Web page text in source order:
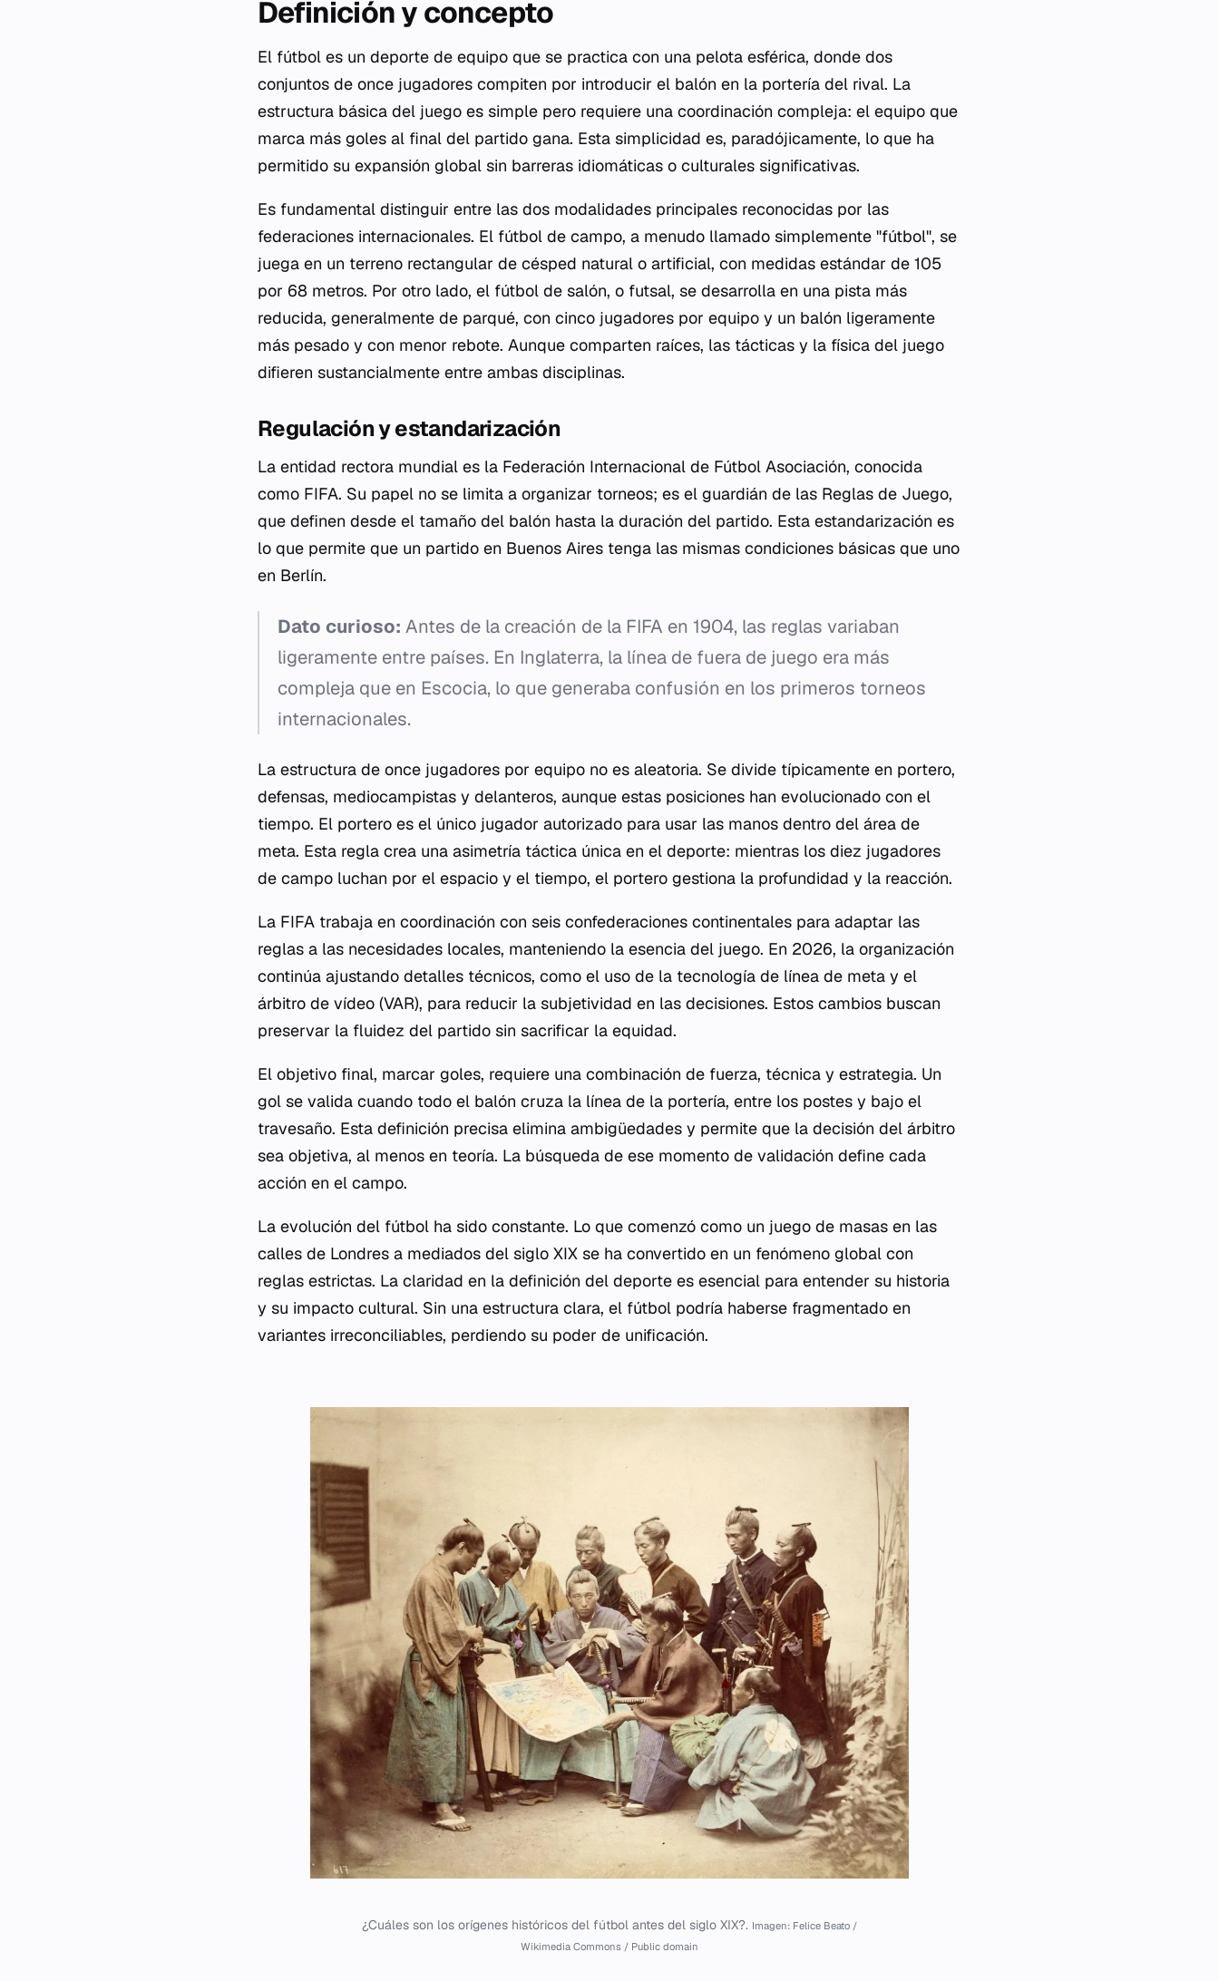
Definición y concepto
El fútbol es un deporte de equipo que se practica con una pelota esférica, donde dos
conjuntos de once jugadores compiten por introducir el balón en la portería del rival. La
estructura básica del juego es simple pero requiere una coordinación compleja: el equipo que
marca más goles al final del partido gana. Esta simplicidad es, paradójicamente, lo que ha
permitido su expansión global sin barreras idiomáticas o culturales significativas.
Es fundamental distinguir entre las dos modalidades principales reconocidas por las
federaciones internacionales. El fútbol de campo, a menudo llamado simplemente "fútbol", se
juega en un terreno rectangular de césped natural o artificial, con medidas estándar de 105
por 68 metros. Por otro lado, el fútbol de salón, o futsal, se desarrolla en una pista más
reducida, generalmente de parqué, con cinco jugadores por equipo y un balón ligeramente
más pesado y con menor rebote. Aunque comparten raíces, las tácticas y la física del juego
difieren sustancialmente entre ambas disciplinas.
Regulación y estandarización
La entidad rectora mundial es la Federación Internacional de Fútbol Asociación, conocida
como FIFA. Su papel no se limita a organizar torneos; es el guardián de las Reglas de Juego,
que definen desde el tamaño del balón hasta la duración del partido. Esta estandarización es
lo que permite que un partido en Buenos Aires tenga las mismas condiciones básicas que uno
en Berlín.
Dato curioso: Antes de la creación de la FIFA en 1904, las reglas variaban
ligeramente entre países. En Inglaterra, la línea de fuera de juego era más
compleja que en Escocia, lo que generaba confusión en los primeros torneos
internacionales.
La estructura de once jugadores por equipo no es aleatoria. Se divide típicamente en portero,
defensas, mediocampistas y delanteros, aunque estas posiciones han evolucionado con el
tiempo. El portero es el único jugador autorizado para usar las manos dentro del área de
meta. Esta regla crea una asimetría táctica única en el deporte: mientras los diez jugadores
de campo luchan por el espacio y el tiempo, el portero gestiona la profundidad y la reacción.
La FIFA trabaja en coordinación con seis confederaciones continentales para adaptar las
reglas a las necesidades locales, manteniendo la esencia del juego. En 2026, la organización
continúa ajustando detalles técnicos, como el uso de la tecnología de línea de meta y el
árbitro de vídeo (VAR), para reducir la subjetividad en las decisiones. Estos cambios buscan
preservar la fluidez del partido sin sacrificar la equidad.
El objetivo final, marcar goles, requiere una combinación de fuerza, técnica y estrategia. Un
gol se valida cuando todo el balón cruza la línea de la portería, entre los postes y bajo el
travesaño. Esta definición precisa elimina ambigüedades y permite que la decisión del árbitro
sea objetiva, al menos en teoría. La búsqueda de ese momento de validación define cada
acción en el campo.
La evolución del fútbol ha sido constante. Lo que comenzó como un juego de masas en las
calles de Londres a mediados del siglo XIX se ha convertido en un fenómeno global con
reglas estrictas. La claridad en la definición del deporte es esencial para entender su historia
y su impacto cultural. Sin una estructura clara, el fútbol podría haberse fragmentado en
variantes irreconciliables, perdiendo su poder de unificación.
¿Cuáles son los orígenes históricos del fútbol antes del siglo XIX?. Imagen: Felice Beato /
Wikimedia Commons / Public domain